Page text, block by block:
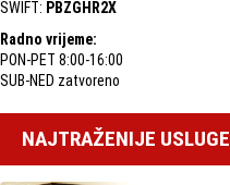
SWIFT: PBZGHR2X
Radno vrijeme:
PON-PET 8:00-16:00
SUB-NED zatvoreno
NAJTRAŽENIJE USLUGE